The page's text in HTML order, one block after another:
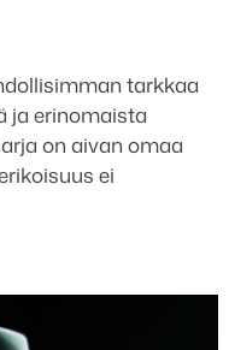
tarkkaa
ja erinomaista
on aivan omaa
ei